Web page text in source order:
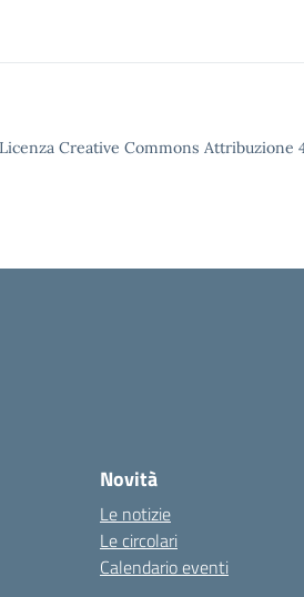
Creative Commons Attribuzione
Novità
Le notizie
Le circolari
Calendario eventi